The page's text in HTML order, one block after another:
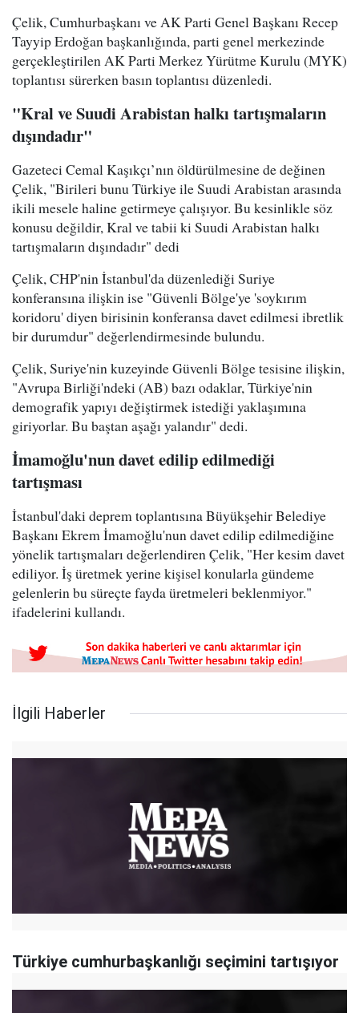
Çelik, Cumhurbaşkanı ve AK Parti Genel Başkanı Recep
Tayyip Erdoğan başkanlığında, parti genel merkezinde
gerçekleştirilen AK Parti Merkez Yürütme Kurulu (MYK)
toplantısı sürerken basın toplantısı düzenledi.
"Kral ve Suudi Arabistan halkı tartışmaların
dışındadır"
Gazeteci Cemal Kaşıkçı’nın öldürülmesine de değinen
Çelik, "Birileri bunu Türkiye ile Suudi Arabistan arasında
ikili mesele haline getirmeye çalışıyor. Bu kesinlikle söz
konusu değildir, Kral ve tabii ki Suudi Arabistan halkı
tartışmaların dışındadır" dedi
Çelik, CHP'nin İstanbul'da düzenlediği Suriye
konferansına ilişkin ise "Güvenli Bölge'ye 'soykırım
koridoru' diyen birisinin konferansa davet edilmesi ibretlik
bir durumdur" değerlendirmesinde bulundu.
Çelik, Suriye'nin kuzeyinde Güvenli Bölge tesisine ilişkin,
"Avrupa Birliği'ndeki (AB) bazı odaklar, Türkiye'nin
demografik yapıyı değiştirmek istediği yaklaşımına
giriyorlar. Bu baştan aşağı yalandır" dedi.
İmamoğlu'nun davet edilip edilmediği
tartışması
İstanbul'daki deprem toplantısına Büyükşehir Belediye
Başkanı Ekrem İmamoğlu'nun davet edilip edilmediğine
yönelik tartışmaları değerlendiren Çelik, "Her kesim davet
ediliyor. İş üretmek yerine kişisel konularla gündeme
gelenlerin bu süreçte fayda üretmeleri beklenmiyor."
ifadelerini kullandı.
İlgili Haberler
Türkiye cumhurbaşkanlığı seçimini tartışıyor